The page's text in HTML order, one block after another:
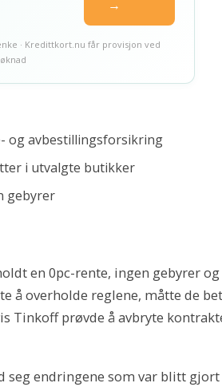
→
· Kredittkort.nu får provisjon ved
og avbestillingsforsikring
i utvalgte butikker
gebyrer
en 0pc-rente, ingen gebyrer
å overholde reglene, måtte de
Tinkoff prøvde å avbryte
seg endringene som var blitt